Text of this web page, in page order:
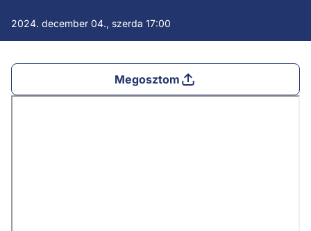
2024. december 04., szerda 17:00
Megosztom